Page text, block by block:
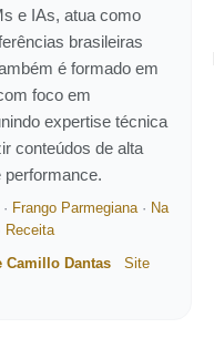
e IAs, atua como
brasileiras
é formado em
foco em
expertise técnica
conteúdos de alta
performance.
· Frango Parmegiana· Na
Receita
Camillo Dantas
Site